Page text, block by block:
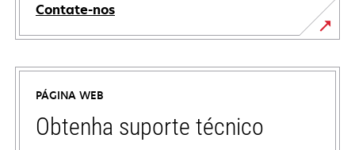
Contate-nos
PÁGINA WEB
Obtenha suporte técnico